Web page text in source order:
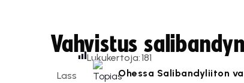
Vahvistus
Lass
Lukukertoja:181
Ohessa Salibandyliiton